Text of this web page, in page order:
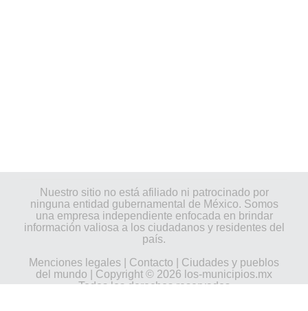
Nuestro sitio no está afiliado ni patrocinado por
ninguna entidad gubernamental de México. Somos
una empresa independiente enfocada en brindar
información valiosa a los ciudadanos y residentes del
país.
Menciones legales
Contacto
Ciudades y pueblos
del mundo | Copyright © 2026 los-municipios.mx
Todos los derechos reservados